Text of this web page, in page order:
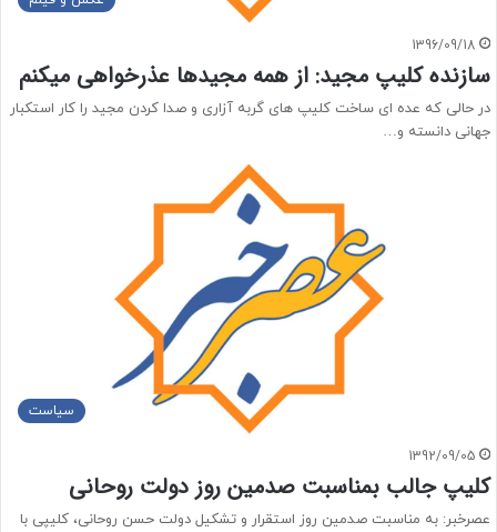
1396/09/18
سازنده کلیپ مجید: از همه مجیدها عذرخواهی میکنم
در حالی که عده ای ساخت کلیپ های گربه آزاری و صدا کردن مجید را کار استکبار
جهانی دانسته و…
سیاست
1392/09/05
کلیپ جالب بمناسبت صدمین روز دولت روحانی
عصرخبر: به مناسبت صدمین روز استقرار و تشکیل دولت حسن روحانی، کلیپی با